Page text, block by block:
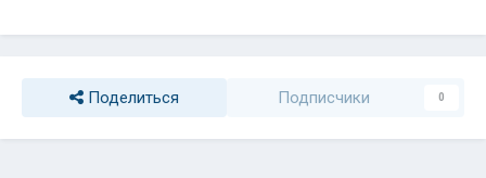
Поделиться Подписчики 0